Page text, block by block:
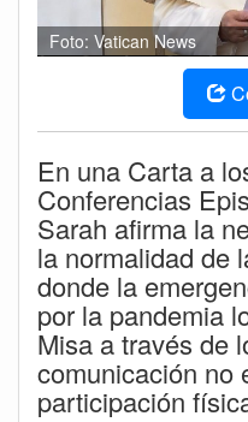
Foto: Vatican News
En una Carta a
Conferencias
Sarah afirma la
la normalidad de
donde la
por la pandemia
Misa a través de
comunicación no
participación